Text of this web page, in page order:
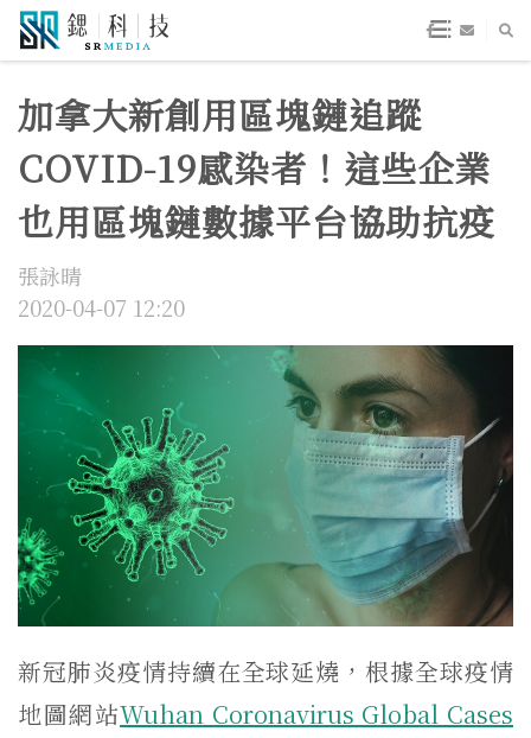
加拿大新創用區塊鏈追蹤
COVID-19感染者！這些企業
也用區塊鏈數據平台協助抗疫
張詠晴
2020-04-07 12:20
新冠肺炎疫情持續在全球延燒，根據全球疫情
地圖網站Wuhan Coronavirus Global Cases